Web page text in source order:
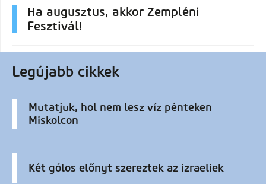
Ha augusztus, akkor Zempléni
Fesztivál!
Legújabb cikkek
Mutatjuk, hol nem lesz víz pénteken
Miskolcon
Két gólos előnyt szereztek az izraeliek